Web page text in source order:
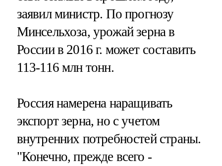
заявил министр. По прогнозу
Минсельхоза, урожай зерна в
России в 2016 г. может составить
113-116 млн тонн.
Россия намерена наращивать
экспорт зерна, но с учетом
внутренних потребностей страны.
"Конечно, прежде всего -